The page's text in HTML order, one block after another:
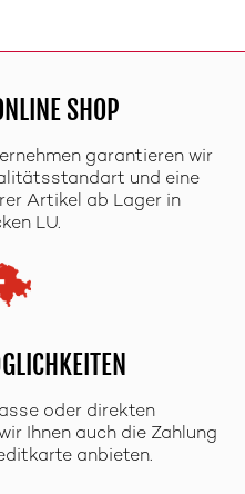
SHOP
garantieren wir
und eine
Artikel ab Lager in
LU.
oder direkten
Ihnen auch die Zahlung
anbieten.